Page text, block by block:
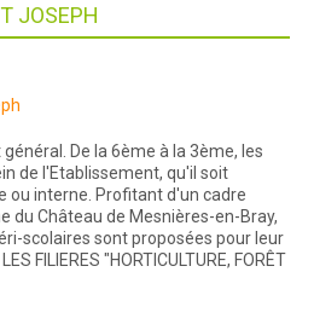
JOSEPH
De la 6ème à la 3ème, les
de l'Etablissement, qu'il soit
ou interne. Profitant d'un cadre
du Château de Mesnières-en-Bray,
scolaires sont proposées pour leur
FILIERES "HORTICULTURE, FORÊT